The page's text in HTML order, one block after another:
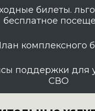
билеты.
бесплатное
комплексного
поддержки для
СВО